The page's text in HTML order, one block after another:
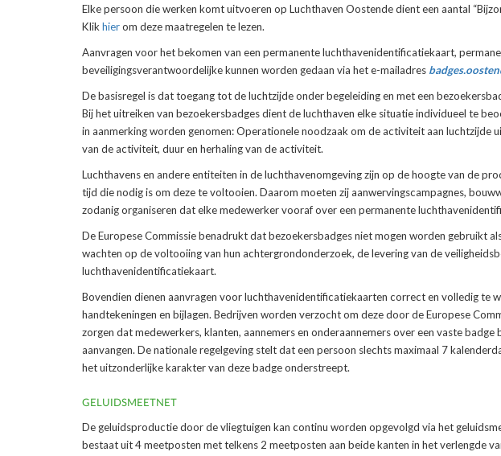
Elke persoon die werken komt uitvoeren op Luchthaven Oostende dient een aantal
Klik hierom deze maatregelen te lezen.
Aanvragen voor het bekomen van een permanente luchthavenidentificatiekaart,
beveiligingsverantwoordelijke kunnen worden gedaan via het e-mailadres
De basisregel is dat toegang tot de luchtzijde onder begeleiding en met een
Bij het uitreiken van bezoekersbadges dient de luchthaven elke situatie individueel te
in aanmerking worden genomen: Operationele noodzaak om de activiteit aan luchtzijde
van de activiteit, duur en herhaling van de activiteit.
Luchthavens en andere entiteiten in de luchthavenomgeving zijn op de hoogte van de
tijd die nodig is om deze te voltooien. Daarom moeten zij aanwervingscampagnes,
zodanig organiseren dat elke medewerker vooraf over een permanente
De Europese Commissie benadrukt dat bezoekersbadges niet mogen worden gebruikt
wachten op de voltooiing van hun achtergrondonderzoek, de levering van de
luchthavenidentificatiekaart.
Bovendien dienen aanvragen voor luchthavenidentificatiekaarten correct en volledig te
handtekeningen en bijlagen. Bedrijven worden verzocht om deze door de Europese
zorgen dat medewerkers, klanten, aannemers en onderaannemers over een vaste
aanvangen. De nationale regelgeving stelt dat een persoon slechts maximaal 7
het uitzonderlijke karakter van deze badge onderstreept.
GELUIDSMEETNET
De geluidsproductie door de vliegtuigen kan continu worden opgevolgd via het
bestaat uit 4 meetposten met telkens 2 meetposten aan beide kanten in het verlengde